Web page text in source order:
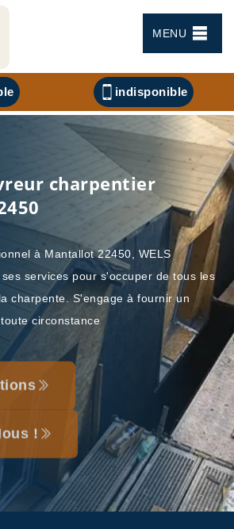
MENU
indisponible
charpentier
à Mantallot 22450, WELS
services pour s'occuper de tous les
charpente. S'engage à fournir un
circonstance